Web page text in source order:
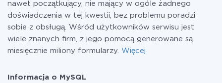
nawet początkujący, nie mający w ogóle żadnego
doświadczenia w tej kwestii, bez problemu poradzi
sobie z obsługą. Wśród użytkowników serwisu jest
wiele znanych firm, z jego pomocą generowane są
miesięcznie miliony formularzy. Więcej
Informacja o MySQL